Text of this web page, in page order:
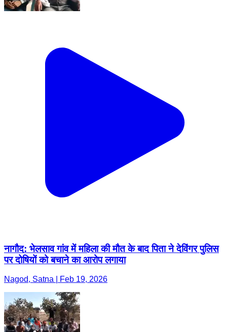
नागौद: भेलसाव गांव में महिला की मौत के बाद पिता ने देविंगर पुलिस
पर दोषियों को बचाने का आरोप लगाया
Nagod, Satna | Feb 19, 2026